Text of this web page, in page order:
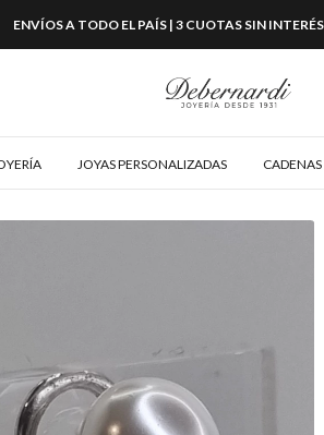
ENVÍOS A TODO EL PAÍS | 3 CUOTAS SIN
JOYAS PERSONALIZADAS CADENAS